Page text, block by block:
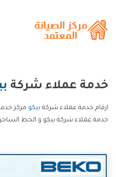
خدمة عملاء شركة
ارقام خدمة عملاء شركة بيكو مركز
خدمة عملاء شركة بيكو و الخط